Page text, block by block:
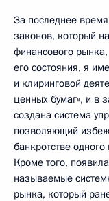
За последнее
законов, который
финансового
его состояния, я
и клиринговой
ценных бумаг», и в
создана система
позволяющий
банкротстве
Кроме того,
называемые
рынка, который